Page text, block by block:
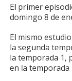
El primer
domingo 8 de
El mismo
la segunda
la temporada 1,
en la temporada